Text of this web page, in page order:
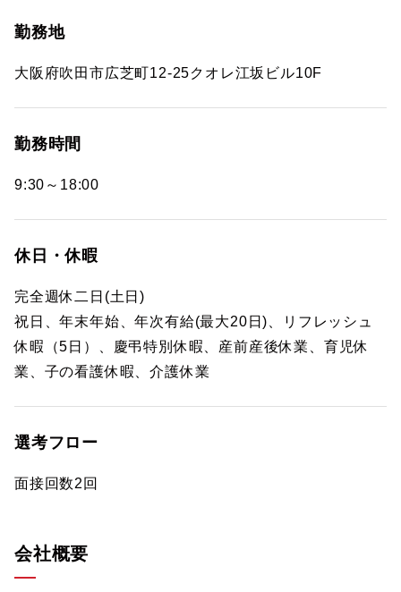
勤務地
大阪府吹田市広芝町12-25クオレ江坂ビル10F
勤務時間
9:30～18:00
休日・休暇
完全週休二日(土日)
祝日、年末年始、年次有給(最大20日)、リフレッシュ
休暇（5日）、慶弔特別休暇、産前産後休業、育児休
業、子の看護休暇、介護休業
選考フロー
面接回数2回
会社概要